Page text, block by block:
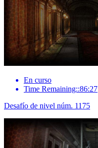
En curso
Time Remaining::86:27
Desafío de nivel núm. 1175